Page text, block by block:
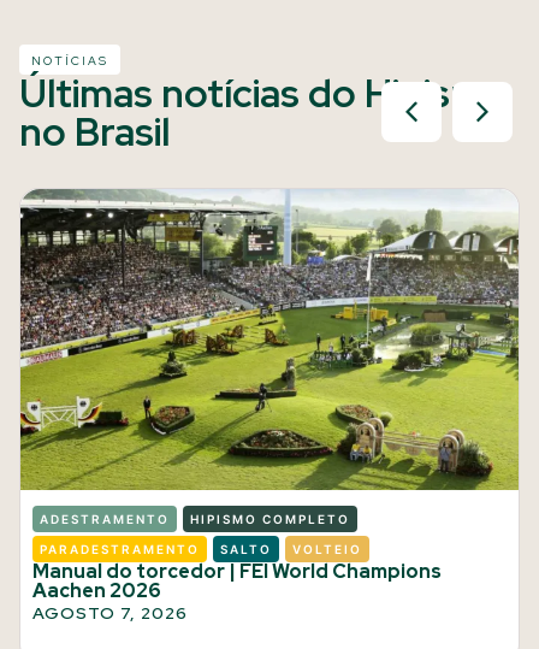
NOTÍCIAS
Últimas notícias do Hipismo
no Brasil
ADESTRAMENTO HIPISMO COMPLETO
PARADESTRAMENTO SALTO VOLTEIO
Manual do torcedor | FEI World Champions
Aachen 2026
AGOSTO 7, 2026